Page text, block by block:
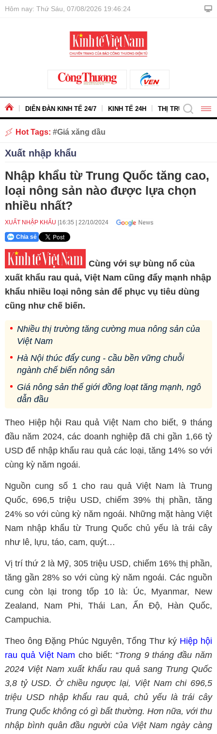
Hôm nay: Thứ Sáu, 07/08/2026 19:46:25
DIỄN ĐÀN KINH TẾ 24/7 KINH TẾ 24H THỊ TRƯỜNG -
Hot Tags: Giá xăng dầu
Xuất nhập khẩu
Nhập khẩu từ Trung Quốc tăng cao,
loại nông sản nào được lựa chọn
nhiều nhất?
XUẤT NHẬP KHẨU 16:35 22/10/2024
Chia sẻ
Cùng với sự bùng nổ của
xuất khẩu rau quả, Việt Nam cũng đẩy mạnh nhập
khẩu nhiều loại nông sản để phục vụ tiêu dùng
cũng như chế biến.
Nhiều thị trường tăng cường mua nông sản của
Việt Nam
Hà Nội thúc đẩy cung - cầu bền vững chuỗi
ngành chế biến nông sản
Giá nông sản thế giới đồng loạt tăng mạnh, ngô
dẫn đầu
Theo Hiệp hội Rau quả Việt Nam cho biết, 9 tháng
đầu năm 2024, các doanh nghiệp đã chi gần 1,66 tỷ
USD để nhập khẩu rau quả các loại, tăng 14% so với
cùng kỳ năm ngoái.
Nguồn cung số 1 cho rau quả Việt Nam là Trung
Quốc, 696,5 triệu USD, chiếm 39% thị phần, tăng
24% so với cùng kỳ năm ngoái. Những mặt hàng Việt
Nam nhập khẩu từ Trung Quốc chủ yếu là trái cây
như lê, lựu, táo, cam, quýt…
Vị trí thứ 2 là Mỹ, 305 triệu USD, chiếm 16% thị phần,
tăng gần 28% so với cùng kỳ năm ngoái. Các nguồn
cung còn lại trong tốp 10 là: Úc, Myanmar, New
Zealand, Nam Phi, Thái Lan, Ấn Độ, Hàn Quốc,
Campuchia.
Theo ông Đặng Phúc Nguyên, Tổng Thư ký Hiệp hội
rau quả Việt Nam cho biết: “Trong 9 tháng đầu năm
2024 Việt Nam xuất khẩu rau quả sang Trung Quốc
3,8 tỷ USD. Ở chiều ngược lại, Việt Nam chi 696,5
triệu USD nhập khẩu rau quả, chủ yếu là trái cây
Trung Quốc không có gì bất thường. Hơn nữa, với thu
nhập bình quân đầu người của Việt Nam ngày càng